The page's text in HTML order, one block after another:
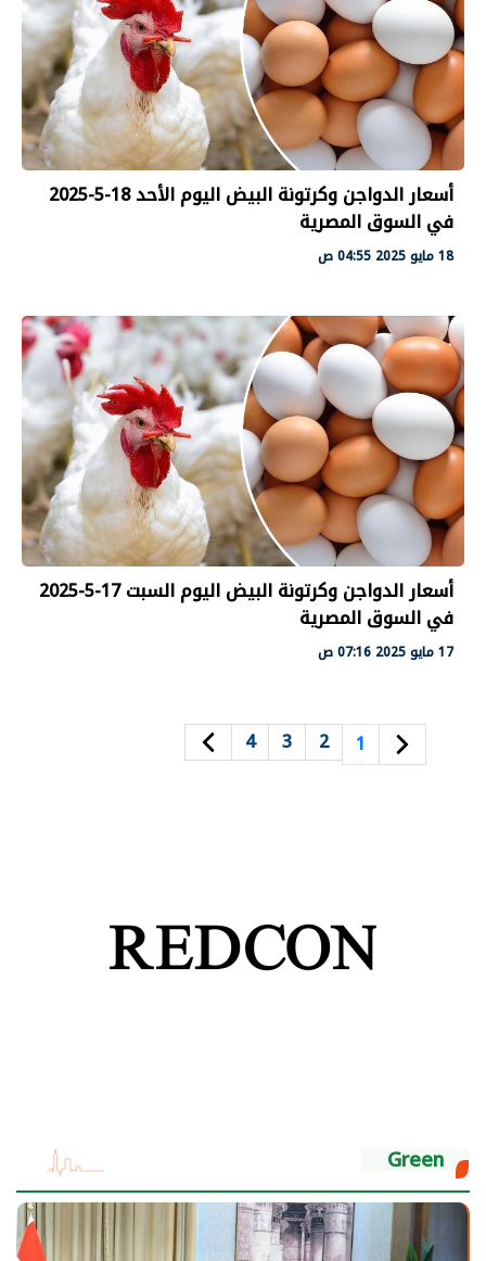
أسعار الدواجن وكرتونة البيض اليوم الأحد 18-5-2025
في السوق المصرية
18 مايو 2025 04:55 ص
أسعار الدواجن وكرتونة البيض اليوم السبت 17-5-2025
في السوق المصرية
17 مايو 2025 07:16 ص
1
2
3
4
Green